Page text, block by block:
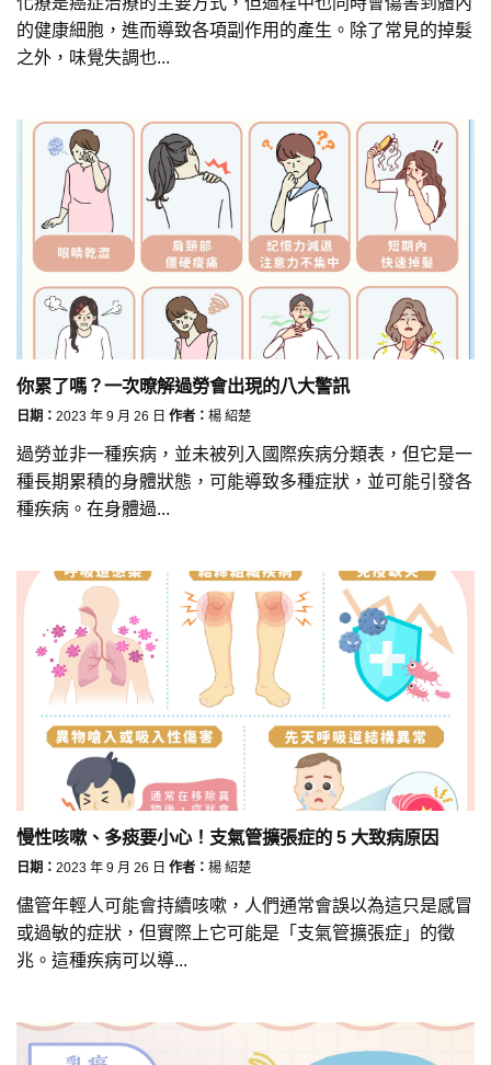
的健康細胞，進而導致各項副作用的產生。除了常見的掉髮
之外，味覺失調也...
你累了嗎？一次暸解過勞會出現的八大警訊
日期： 2023 年 9 月 26 日 作者： 楊 紹楚
過勞並非一種疾病，並未被列入國際疾病分類表，但它是一
種長期累積的身體狀態，可能導致多種症狀，並可能引發各
種疾病。在身體過...
慢性咳嗽、多痰要小心！支氣管擴張症的 5 大致病原因
日期： 2023 年 9 月 26 日 作者： 楊 紹楚
儘管年輕人可能會持續咳嗽，人們通常會誤以為這只是感冒
或過敏的症狀，但實際上它可能是「支氣管擴張症」的徵
兆。這種疾病可以導...